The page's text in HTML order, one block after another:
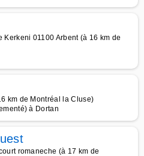
01100 Arbent (à 16 km de
km de Montréal la Cluse)
à Dortan
romaneche (à 17 km de